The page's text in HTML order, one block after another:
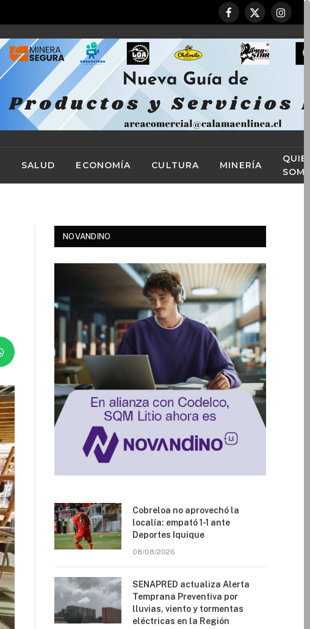
Facebook
X
SALUD ECONOMÍA CULTURA MINERÍA
NOVANDINO
Cobreloa no aprovechó la
localía: empató 1-1 ante
Deportes Iquique
08/08/2026
SENAPRED actualiza Alerta
Temprana Preventiva por
lluvias, viento y tormentas
eléctricas en la Región